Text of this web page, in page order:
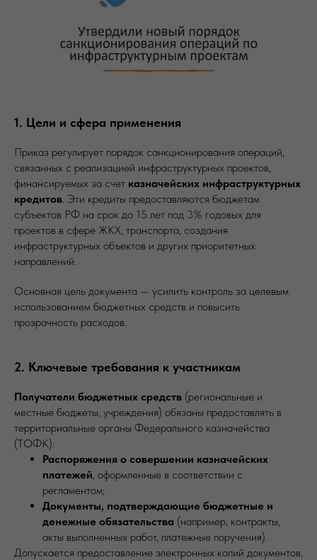
1. Цели и сфера применения
Приказ регулирует порядок санкционирования операций,
связанных с реализацией инфраструктурных проектов,
финансируемых за счет казначейских инфраструктурных
кредитов . Эти кредиты предоставляются бюджетам
субъектов РФ на срок до 15 лет под 3% годовых для
проектов в сфере ЖКХ, транспорта, создания
инфраструктурных объектов и других приоритетных
направлений.
Основная цель документа — усилить контроль за целевым
использованием бюджетных средств и повысить
прозрачность расходов.
2. Ключевые требования к участникам
Получатели бюджетных средств (региональные и
местные бюджеты, учреждения) обязаны предоставлять в
территориальные органы Федерального казначейства
(ТОФК):
Распоряжения о совершении казначейских
платежей , оформленные в соответствии с
регламентом;
Документы, подтверждающие бюджетные и
денежные обязательства (например, контракты,
акты выполненных работ, платежные поручения).
Допускается предоставление электронных копий документов,